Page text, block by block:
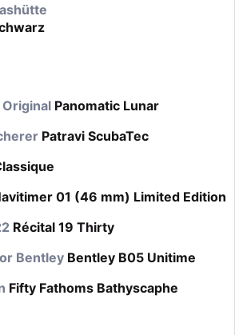
Panomatic Lunar
Patravi ScubaTec
01 (46 mm) Limited Edition
Récital 19 Thirty
Bentley Bentley B05 Unitime
Fifty Fathoms Bathyscaphe